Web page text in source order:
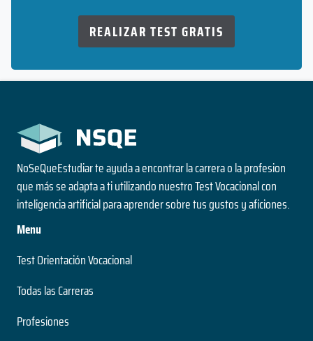
REALIZAR TEST GRATIS
NoSeQueEstudiar te ayuda a encontrar la carrera o la profesion
que más se adapta a ti utilizando nuestro Test Vocacional con
inteligencia artificial para aprender sobre tus gustos y aficiones.
Menu
Test Orientación Vocacional
Todas las Carreras
Profesiones